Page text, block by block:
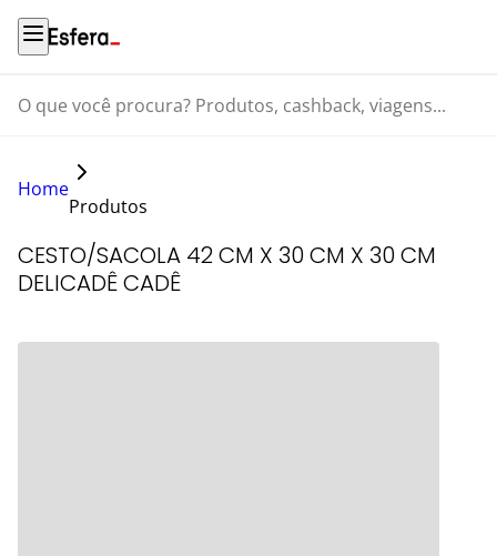
O que você procura? Produtos, cashback, viagens...
Home
Produtos
CESTO/SACOLA 42 CM X 30 CM X 30 CM
DELICADÊ CADÊ